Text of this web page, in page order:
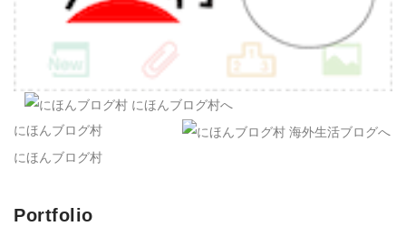
にほんブログ村
にほんブログ村
Portfolio